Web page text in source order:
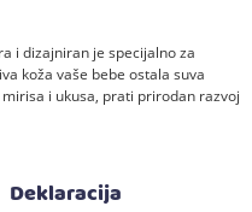
i dizajniran je specijalno za
koža vaše bebe ostala suva
i ukusa, prati prirodan razvoj
Deklaracija